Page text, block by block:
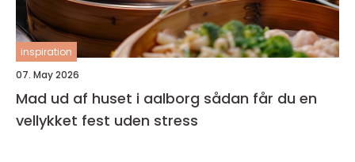
inspiration
07. May 2026
Mad ud af huset i aalborg sådan får du en
vellykket fest uden stress